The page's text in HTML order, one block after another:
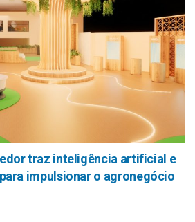
traz inteligência artificial e
impulsionar o agronegócio